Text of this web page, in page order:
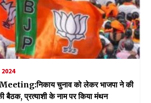
चुनाव को लेकर भाजपा ने की
बैठक, प्रत्याशी के नाम पर किया मंथन